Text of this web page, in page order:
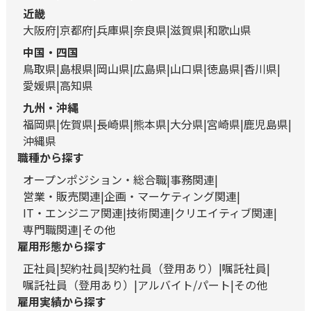
近畿
大阪府 京都府 兵庫県 奈良県 滋賀県 和歌山県
中国・四国
鳥取県 島根県 岡山県 広島県 山口県 徳島県 香川県
愛媛県 高知県
九州・沖縄
福岡県 佐賀県 長崎県 熊本県 大分県 宮崎県 鹿児島県
沖縄県
職種から探す
オープンポジション・総合職 事務関連
営業・販売関連 企画・マーケティング関連
IT・エンジニア関連 技術関連 クリエイティブ関連
専門職関連 その他
雇用形態から探す
正社員 契約社員 契約社員（登用あり）
嘱託社員
嘱託社員（登用あり）
アルバイト/パート その他
雇用実績から探す